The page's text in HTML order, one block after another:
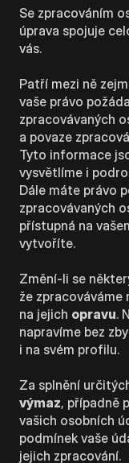
Se zpracováním
úprava spojuje
vás.
Patří mezi ně
vaše právo
zpracovávaných
a povaze
Tyto informace
vysvětlíme i
Dále máte právo
zpracovávaných
přístupná na
vytvoříte.
Změní-li se
že zpracováváme
na jejich opravu.
napravíme bez
i na svém profilu.
Za splnění
výmaz, případně
vašich osobních
podmínek vaše
jejich zpracování.